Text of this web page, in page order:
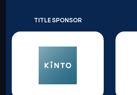
TITLE SPONSOR